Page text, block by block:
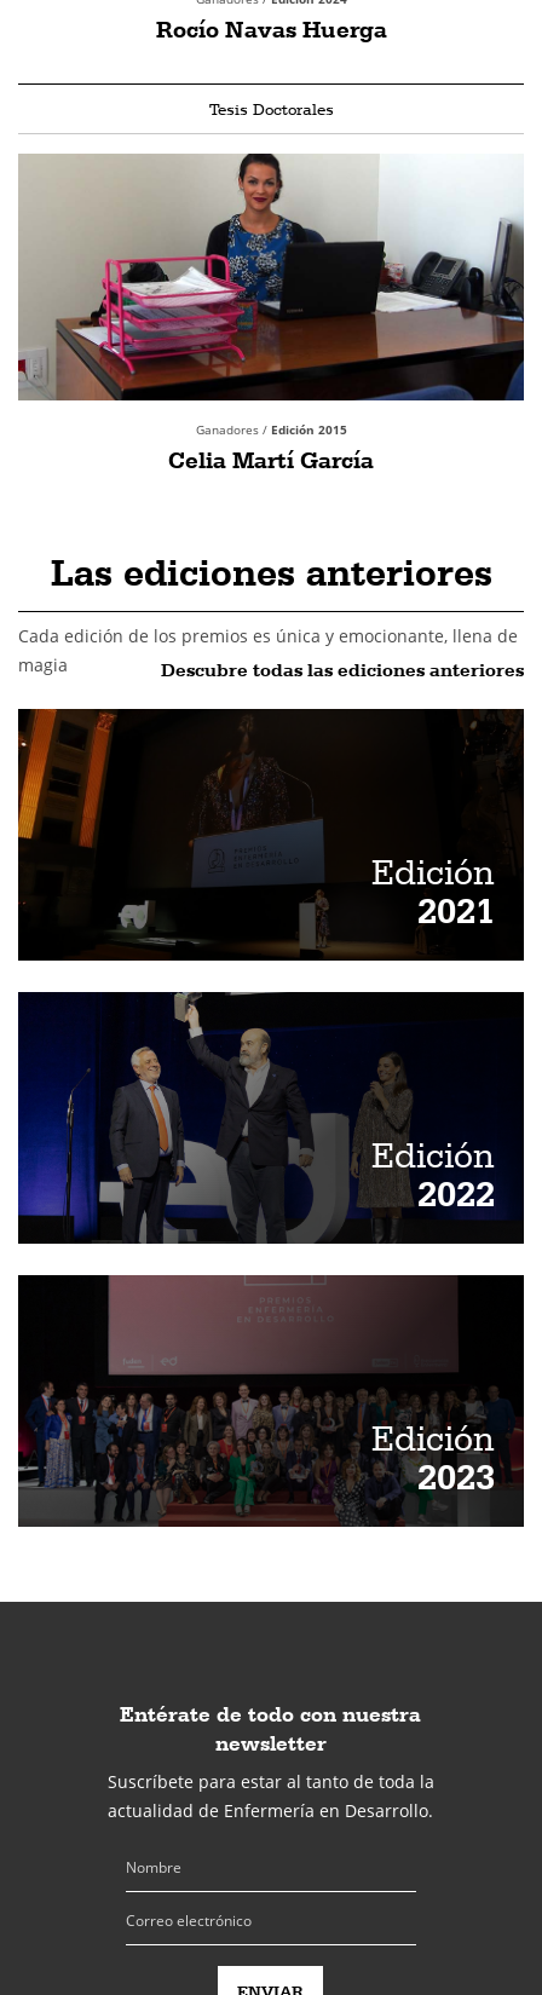
Rocío Navas Huerga
Tesis Doctorales
Ganadores / Edición 2015
Celia Martí García
Las ediciones anteriores
Cada edición de los premios es única y emocionante, llena de
magia
Descubre todas las ediciones anteriores
Edición
2021
Edición
2022
Edición
2023
Entérate de todo con nuestra
newsletter
Suscríbete para estar al tanto de toda la
actualidad de Enfermería en Desarrollo.